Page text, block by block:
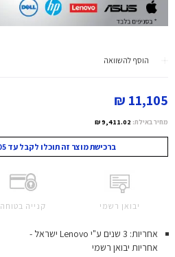
הוסף להשוואה
11,105 ₪
מחיר באילת: 9,411.02 ₪
ברכישת מוצר זה תוכלו לקבל עד 11,105 נקודות מועדון!
יבואן רשמי קנייה בטוחה
אחריות: 3 שנים ע"י Lenovo ישראל -
אחריות יבואן רשמי